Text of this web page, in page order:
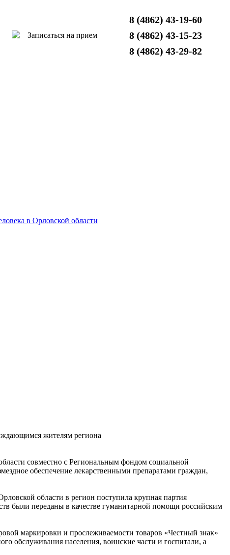
Записаться на прием
8 (4862) 43-19-60
8 (4862) 43-15-23
8 (4862) 43-29-82
в Орловской области
жителям региона
совместно с Региональным фондом социальной
обеспечение лекарственными препаратами граждан,
области в регион поступила крупная партия
были переданы в качестве гуманитарной помощи российским
маркировки и прослеживаемости товаров «Честный знак»
обслуживания населения, воинские части и госпитали, а